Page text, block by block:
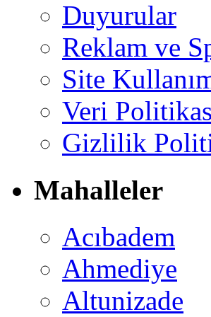
Duyurular
Reklam ve
Site
Veri
Gizlilik
Mahalleler
Acıbadem
Ahmediye
Altunizade